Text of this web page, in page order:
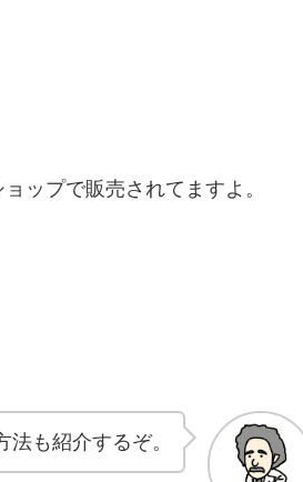
ップで販売されてますよ。
も紹介するぞ。